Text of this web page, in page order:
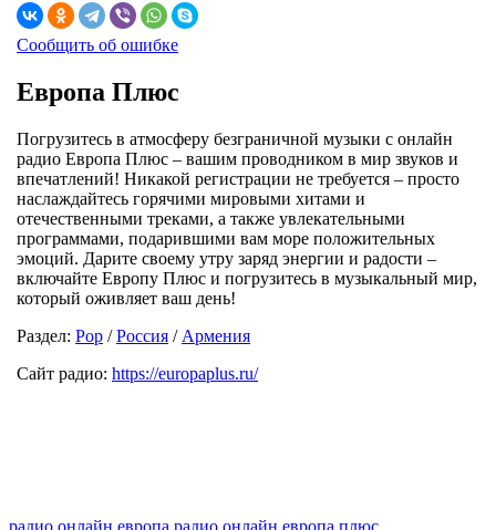
Сообщить об ошибке
Европа Плюс
Погрузитесь в атмосферу безграничной музыки с онлайн
радио Европа Плюс – вашим проводником в мир звуков и
впечатлений! Никакой регистрации не требуется – просто
наслаждайтесь горячими мировыми хитами и
отечественными треками, а также увлекательными
программами, подарившими вам море положительных
эмоций. Дарите своему утру заряд энергии и радости –
включайте Европу Плюс и погрузитесь в музыкальный мир,
который оживляет ваш день!
Раздел: Pop /Россия / Армения
Сайт радио: https://europaplus.ru/
радио онлайн европа радио онлайн европа плюс